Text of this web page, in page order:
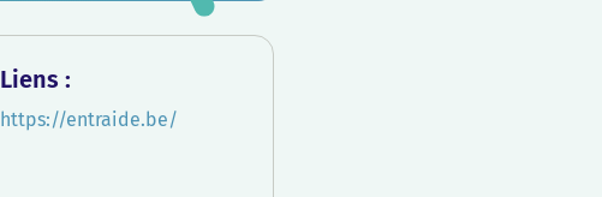
Liens :
https://entraide.be/